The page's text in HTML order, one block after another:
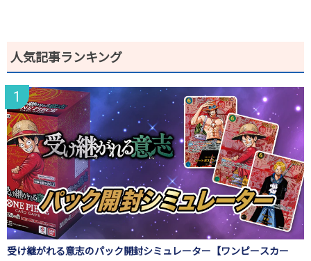
人気記事ランキング
受け継がれる意志のパック開封シミュレーター【ワンピースカー